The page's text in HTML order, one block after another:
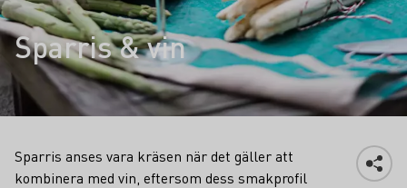
Sparris & vin
Sparris anses vara kräsen när det gäller att
kombinera med vin, eftersom dess smakprofil